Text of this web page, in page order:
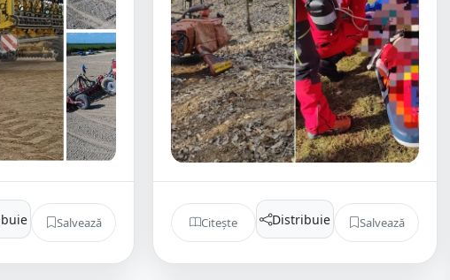
Salvează Citește Distribuie Salvează